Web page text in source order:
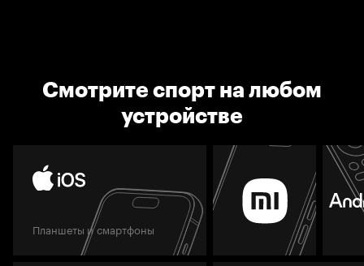
Смотрите спорт на любом
устройстве
Планшеты и смартфоны